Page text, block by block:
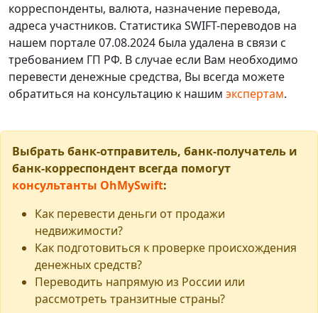
корреспонденты, валюта, назначение перевода,
адреса участников. Статистика SWIFT-переводов на
нашем портале 07.08.2024 была удалена в связи с
требованием ГП РФ. В случае если Вам необходимо
перевести денежные средства, Вы всегда можете
обратиться на консультацию к нашим экспертам.
Выбрать банк-отправитель, банк-получатель и
банк-корреспондент всегда помогут
консультанты OhMySwift:
Как перевести деньги от продажи
недвижимости?
Как подготовиться к проверке происхождения
денежных средств?
Переводить напрямую из России или
рассмотреть транзитные страны?